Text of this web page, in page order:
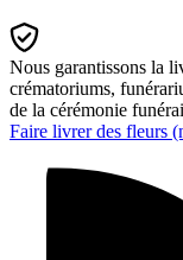
Nous garantissons la
crématoriums,
de la cérémonie
Faire livrer des fleurs